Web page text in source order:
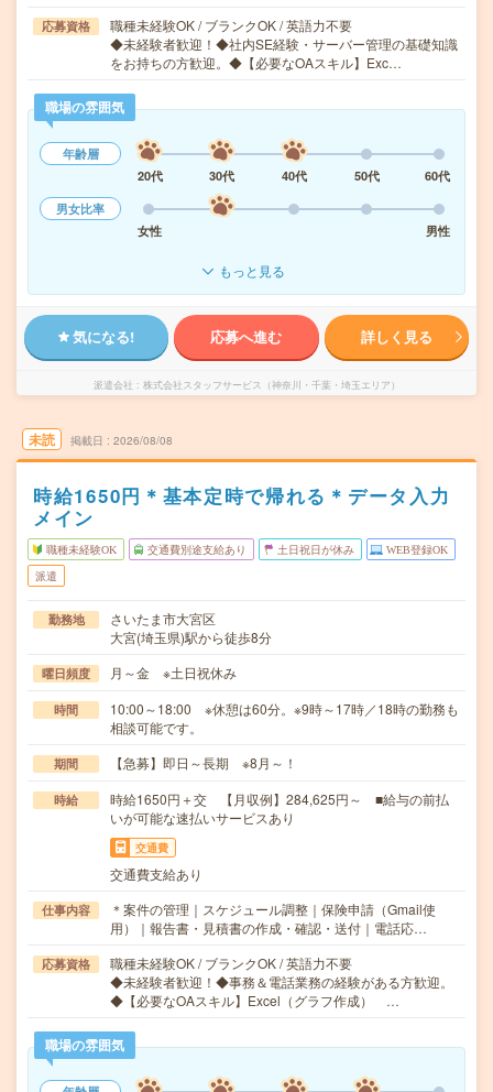
応募資格
職種未経験OK / ブランクOK / 英語力不要
◆未経験者歓迎！◆社内SE経験・サーバー管理の基礎知識
をお持ちの方歓迎。◆【必要なOAスキル】Exc…
職場の雰囲気
年齢層
20代
30代 40代 50代
60代
男女比率
女性
男性
もっと見る
気になる! 応募へ進む 詳しく見る
派遣会社 株式会社スタッフサービス（神奈川・千葉・埼玉エリア）
未読 掲載日 2026/08/08
時給1650円＊基本定時で帰れる＊データ入力
メイン
職種未経験OK 交通費別途支給あり 土日祝日が休み WEB登録OK
派遣
勤務地
さいたま市大宮区
大宮(埼玉県)駅から徒歩8分
曜日頻度 月～金 ※土日祝休み
時間
10:00～18:00 ※休憩は60分。※9時～17時／18時の勤務も
相談可能です。
期間 【急募】即日～長期 ※8月～！
時給
時給1650円＋交 【月収例】284,625円～ ■給与の前払
いが可能な速払いサービスあり
交通費
交通費支給あり
仕事内容
＊案件の管理｜スケジュール調整｜保険申請（Gmail使
用）｜報告書・見積書の作成・確認・送付｜電話応…
応募資格
職種未経験OK / ブランクOK / 英語力不要
◆未経験者歓迎！◆事務＆電話業務の経験がある方歓迎。
◆【必要なOAスキル】Excel（グラフ作成） …
職場の雰囲気